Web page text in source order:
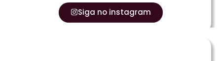
Siga no instagram